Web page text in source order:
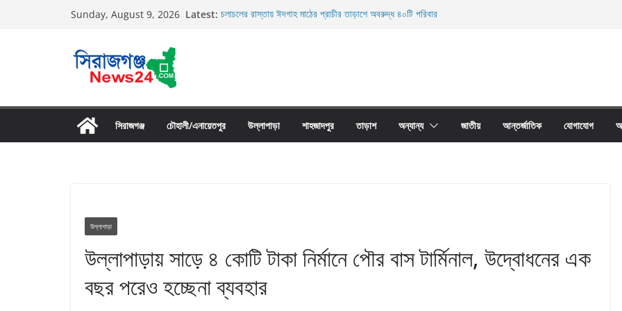
Sunday, August 9, 2026 Latest: চলাচলের রাস্তায় ঈদগাহ মাঠের প্রাচীর তাড়াশে অবরুদ্ধ ৪০টি পরিবার
সিরাজগঞ্জ চৌহালী/এনায়েতপুর উল্লাপাড়া শাহজাদপুর তাড়াশ অন্যান্য জাতীয় আন্তর্জাতিক যোগাযোগ
উল্লাপাড়া
উল্লাপাড়ায় সাড়ে ৪ কোটি টাকা নির্মানে পৌর বাস টার্মিনাল, উদ্বোধনের এক
বছর পরেও হচ্ছেনা ব্যবহার